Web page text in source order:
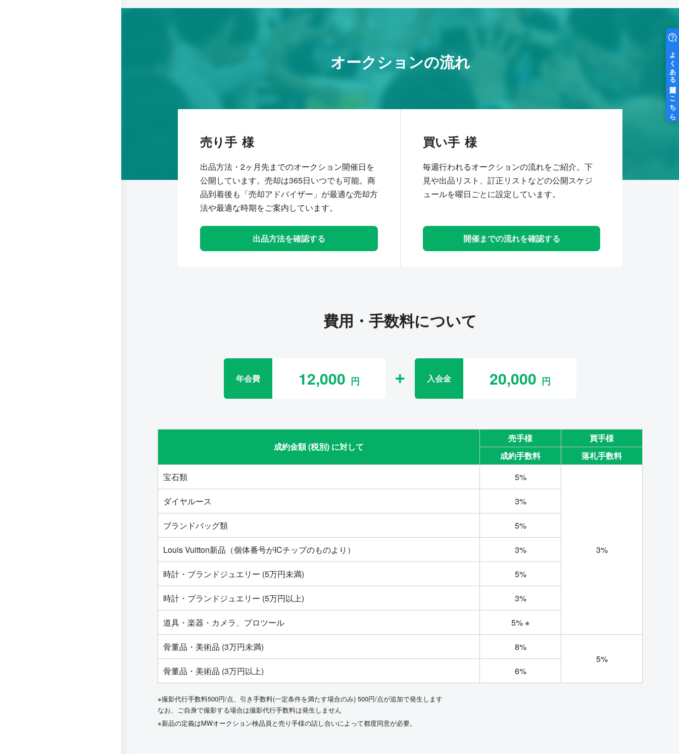
オークションの流れ
売り手
出品方法・2ヶ月先までのオークション開催日を
公開しています。売却は365日いつでも可能。商
品到着後も「売却アドバイザー」が最適な売却方
法や最適な時期をご案内しています。
出品方法を確認する
買い手
毎週行われるオークションの流れをご紹介。下
見や出品リスト、訂正リストなどの公開スケジ
ュールを曜日ごとに設定しています。
開催までの流れを確認する
費用・手数料について
年会費 12,000 入会金 20,000
成約金額 (税別) に対して
売手様
買手様
成約手数料
落札手数料
宝石類
5%
3%
ダイヤルース 3%
ブランドバッグ類 5%
Louis Vuitton新品（個体番号がICチップのものより） 3%
時計・ブランドジュエリー (5万円未満) 5%
時計・ブランドジュエリー (5万円以上) 3%
道具・楽器・カメラ、プロツール 5% ※
骨董品・美術品 (3万円未満)
8%
5%
骨董品・美術品 (3万円以上)
6%
※撮影代行手数料500円/点、引き手数料(一定条件を満たす場合のみ) 500円/点が追加で発生します
なお、ご自身で撮影する場合は撮影代行手数料は発生しません
※新品の定義はMWオークション検品員と売り手様の話し合いによって都度同意が必要。